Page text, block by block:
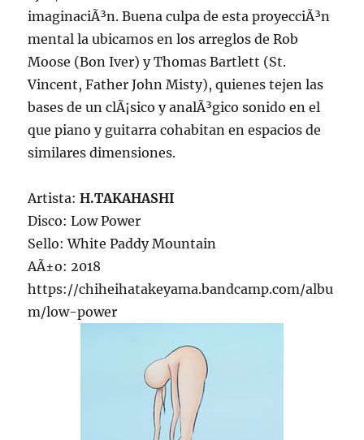
imaginaciÃ³n. Buena culpa de esta proyecciÃ³n
mental la ubicamos en los arreglos de Rob
Moose (Bon Iver) y Thomas Bartlett (St.
Vincent, Father John Misty), quienes tejen las
bases de un clÃ¡sico y analÃ³gico sonido en el
que piano y guitarra cohabitan en espacios de
similares dimensiones.
Artista:H.TAKAHASHI
Disco: Low Power
Sello: White Paddy Mountain
AÃ±o: 2018
https://chiheihatakeyama.bandcamp.com/albu
m/low-power